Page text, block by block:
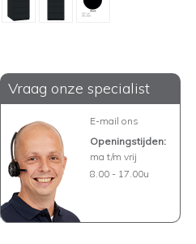
Vraag onze specialist
E-mail ons
Openingstijden:
ma t/m vrij
8.00 - 17.00u